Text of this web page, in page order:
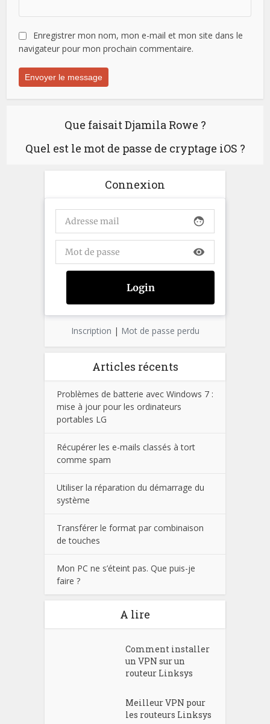
Enregistrer mon nom, mon e-mail et mon site dans le
navigateur pour mon prochain commentaire.
Que faisait Djamila Rowe ?
Quel est le mot de passe de cryptage iOS ?
Connexion
face
visibility
Inscription | Mot de passe perdu
Articles récents
Problèmes de batterie avec Windows 7 :
mise à jour pour les ordinateurs
portables LG
Récupérer les e-mails classés à tort
comme spam
Utiliser la réparation du démarrage du
système
Transférer le format par combinaison
de touches
Mon PC ne s’éteint pas. Que puis-je
faire ?
A lire
Comment installer
un VPN sur un
routeur Linksys
Meilleur VPN pour
les routeurs Linksys